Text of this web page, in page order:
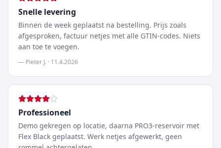
Snelle levering
Binnen de week geplaatst na bestelling. Prijs zoals
afgesproken, factuur netjes met alle GTIN-codes. Niets
aan toe te voegen.
— Pieter J. · 11.4.2026
Professioneel
Demo gekregen op locatie, daarna PRO3-reservoir met
Flex Black geplaatst. Werk netjes afgewerkt, geen